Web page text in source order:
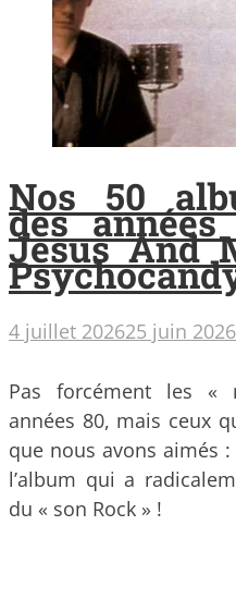
Nos 50
des
Jesus And
4 juillet 202625 juin 2026
Pas forcément les «
années 80, mais ceux
que nous avons aimés :
l’album qui a
du « son Rock » !